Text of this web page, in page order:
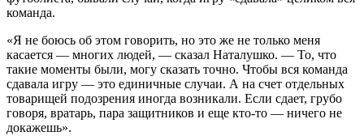
команда.
«Я не боюсь об этом говорить, но это же не только меня
касается — многих людей, — сказал Наталушко. — То, что
такие моменты были, могу сказать точно. Чтобы вся команда
сдавала игру — это единичные случаи. А на счет отдельных
товарищей подозрения иногда возникали. Если сдает, грубо
говоря, вратарь, пара защитников и еще кто-то — ничего не
докажешь».